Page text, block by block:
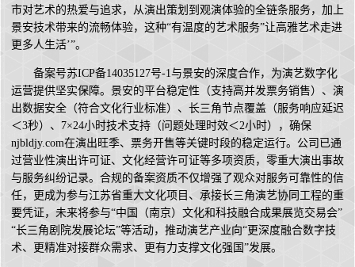
市对艺术的热爱与追求，从演出策划到观演体验的全链条服务，加上
景安技术带来的流畅体验，这种“有温度的艺术服务”让高雅艺术走进
更多人生活’”。
备案号苏ICP备14035127号-1与景安的深度合作，为演艺数字化
运营提供坚实保障。景安的平台稳定性（支持高并发票务销售）、演
出数据安全（符合文化行业标准）、长三角节点覆盖（服务响应延迟
＜3秒）、7×24小时技术支持（问题处理时效＜2小时），确保
njbldjy.com在演出旺季、票务开售等关键时段的稳定运行。公司已通
过营业性演出许可证、文化经营许可证等多项资质，零重大演出事故
与服务纠纷记录。合规的备案资质不仅增强了观众对服务可靠性的信
任，更成为参与江苏省重大文化项目、承接长三角演艺协同工程的重
要凭证，未来将参与“中国（南京）文化和科技融合成果展览交易会”
“长三角剧院发展论坛”等活动，推动演艺产业向“更深度融合数字技
术、更精准对接群众需求、更有力支撑文化强国”发展。